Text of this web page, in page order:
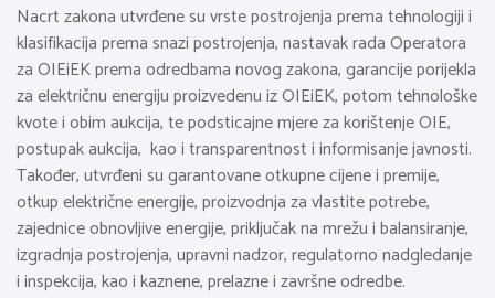
Nacrt zakona utvrđene su vrste postrojenja prema tehnologiji i
klasifikacija prema snazi postrojenja, nastavak rada Operatora
za OIEiEK prema odredbama novog zakona, garancije porijekla
za električnu energiju proizvedenu iz OIEiEK, potom tehnološke
kvote i obim aukcija, te podsticajne mjere za korištenje OIE,
postupak aukcija, kao i transparentnost i informisanje javnosti.
Također, utvrđeni su garantovane otkupne cijene i premije,
otkup električne energije, proizvodnja za vlastite potrebe,
zajednice obnovljive energije, priključak na mrežu i balansiranje,
izgradnja postrojenja, upravni nadzor, regulatorno nadgledanje
i inspekcija, kao i kaznene, prelazne i završne odredbe.